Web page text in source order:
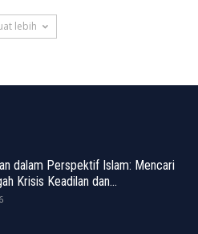
lebih
dalam Perspektif Islam: Mencari
Krisis Keadilan dan...